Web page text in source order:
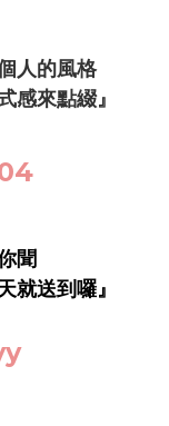
人的風格
感來點綴』
聞
就送到囉』